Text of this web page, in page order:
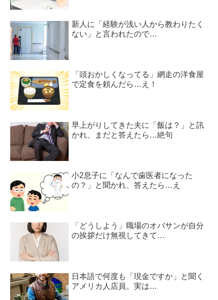
新人に「経験が浅い人から教わりたく
ない」と言われたので…
「頭おかしくなってる」網走の洋食屋
で定食を頼んだら…え！
早上がりしてきた夫に「飯は？」と訊
かれ、まだと答えたら…絶句
小2息子に「なんで歯医者になった
の？」と聞かれ、答えたら…え
「どうしよう」職場のオバサンが自分
の挨拶だけ無視してきて…
日本語で何度も「現金ですか」と聞く
アメリカ人店員。実は…